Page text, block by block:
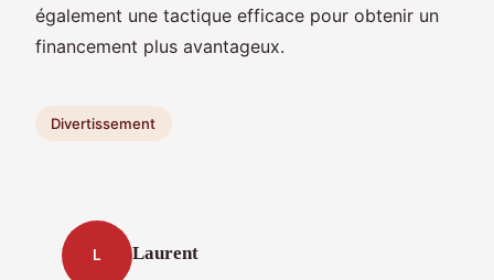
également une tactique efficace pour obtenir un
financement plus avantageux.
Divertissement
L Laurent